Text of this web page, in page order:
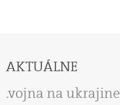
AKTUÁLNE
vojna na ukrajine